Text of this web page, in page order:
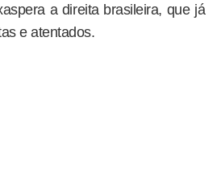
a direita brasileira, que já
e atentados.